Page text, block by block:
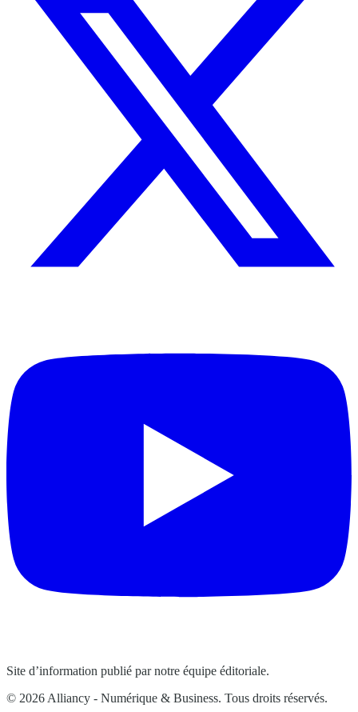
Site d’information publié par notre équipe éditoriale.
© 2026 Alliancy - Numérique & Business. Tous droits réservés.